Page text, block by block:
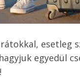
esetleg
egyedül